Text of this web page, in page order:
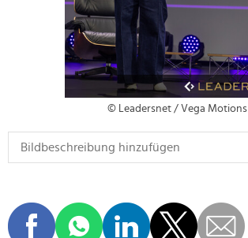
© Leadersnet / Vega Motions